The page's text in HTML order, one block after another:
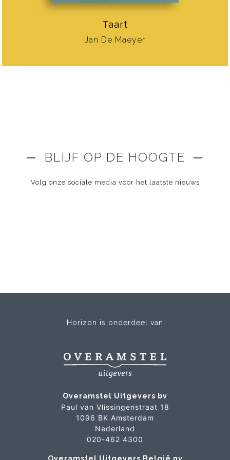
Taart
Jan De Maeyer
─ BLIJF OP DE HOOGTE ─
Volg onze sociale media voor het laatste nieuws
Horizon is onderdeel van
Overamstel Uitgevers bv
Paul van Vlissingenstraat 18
1096 BK Amsterdam
Nederland
020-462 4300